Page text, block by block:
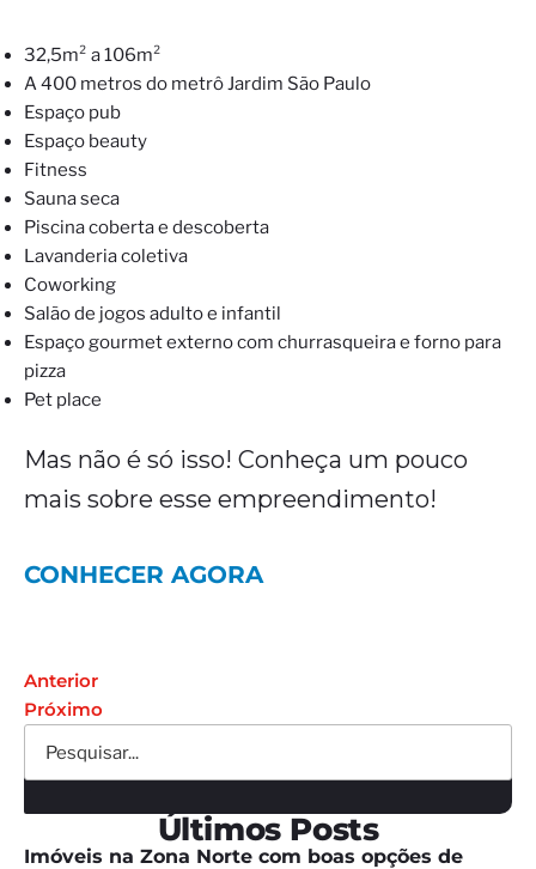
32,5m² a 106m²
A 400 metros do metrô Jardim São Paulo
Espaço pub
Espaço beauty
Fitness
Sauna seca
Piscina coberta e descoberta
Lavanderia coletiva
Coworking
Salão de jogos adulto e infantil
Espaço gourmet externo com churrasqueira e forno para
pizza
Pet place
Mas não é só isso! Conheça um pouco
mais sobre esse empreendimento!
CONHECER AGORA
Anterior
Próximo
Últimos Posts
Imóveis na Zona Norte com boas opções de